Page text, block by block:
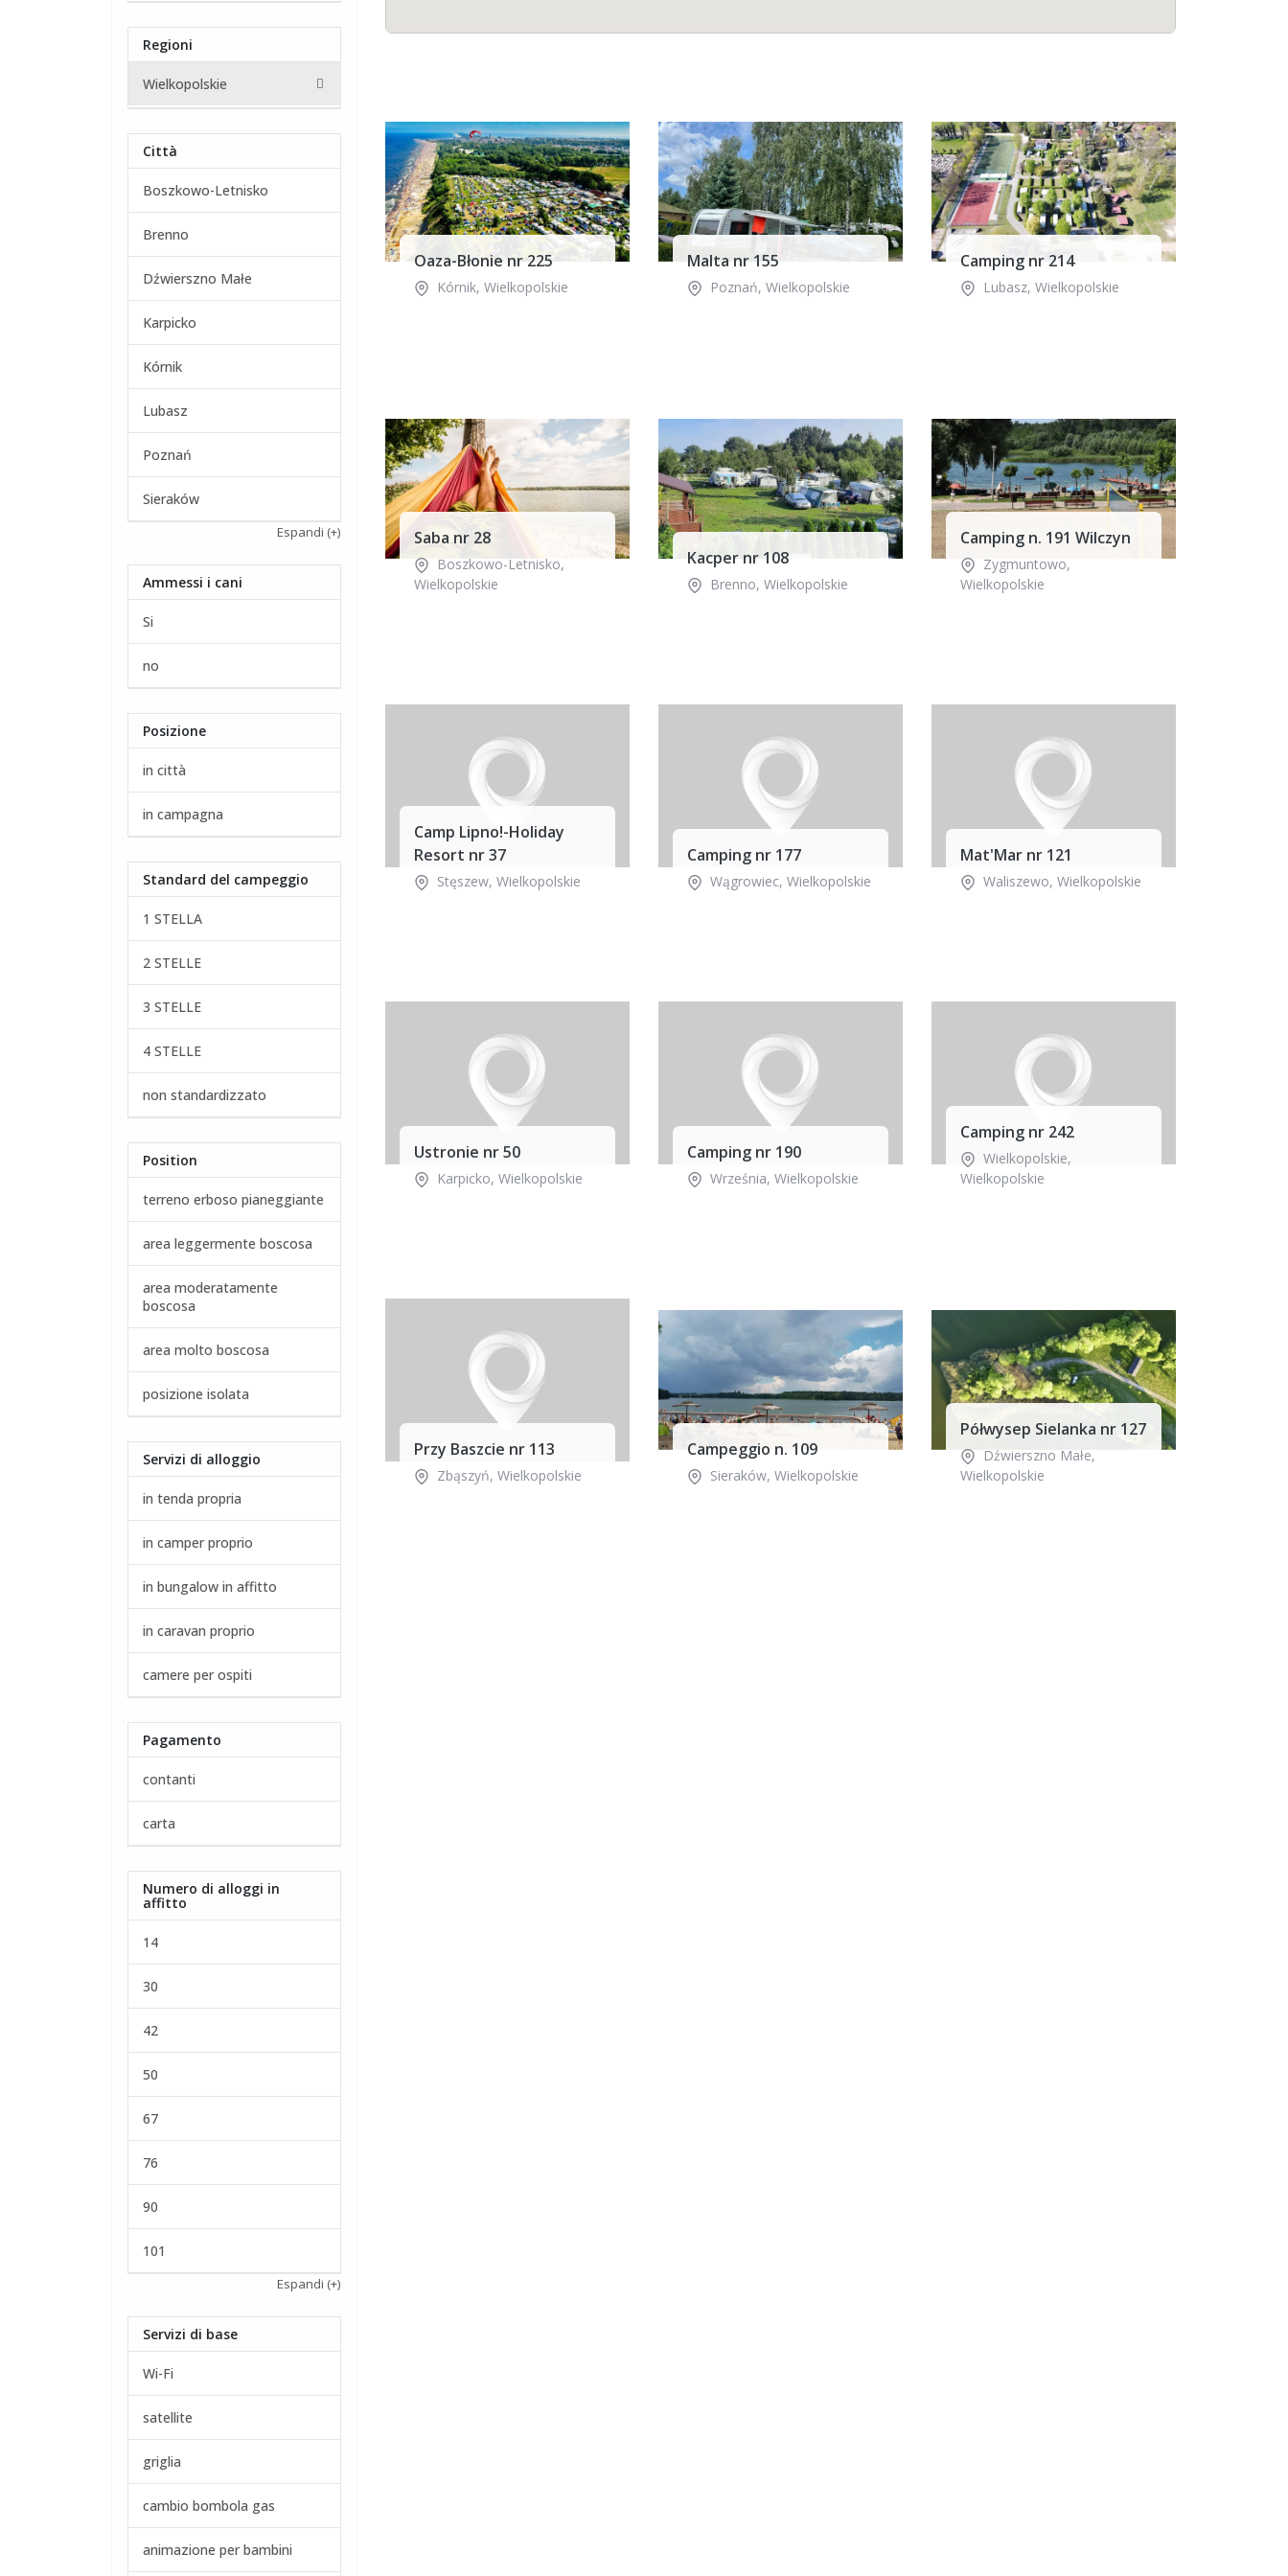
Regioni
Wielkopolskie
Città
Boszkowo-Letnisko
Brenno
Dźwierszno Małe
Karpicko
Kórnik
Lubasz
Poznań
Sieraków
Espandi (+)
Ammessi i cani
Si
no
Posizione
in città
in campagna
Standard del campeggio
1 STELLA
2 STELLE
3 STELLE
4 STELLE
non standardizzato
Position
terreno erboso pianeggiante
area leggermente boscosa
area moderatamente
boscosa
area molto boscosa
posizione isolata
Servizi di alloggio
in tenda propria
in camper proprio
in bungalow in affitto
in caravan proprio
camere per ospiti
Pagamento
contanti
carta
Numero di alloggi in
affitto
14
30
42
50
67
76
90
101
Espandi (+)
Servizi di base
Wi-Fi
satellite
griglia
cambio bombola gas
animazione per bambini
Oaza-Błonie nr 225
Kórnik, Wielkopolskie
Malta nr 155
Poznań, Wielkopolskie
Camping nr 214
Lubasz, Wielkopolskie
Saba nr 28
Boszkowo-Letnisko,
Wielkopolskie
Kacper nr 108
Brenno, Wielkopolskie
Camping n. 191 Wilczyn
Zygmuntowo,
Wielkopolskie
Camp Lipno!-Holiday
Resort nr 37
Stęszew, Wielkopolskie
Camping nr 177
Wągrowiec, Wielkopolskie
Mat'Mar nr 121
Waliszewo, Wielkopolskie
Ustronie nr 50
Karpicko, Wielkopolskie
Camping nr 190
Września, Wielkopolskie
Camping nr 242
Wielkopolskie,
Wielkopolskie
Przy Baszcie nr 113
Zbąszyń, Wielkopolskie
Campeggio n. 109
Sieraków, Wielkopolskie
Półwysep Sielanka nr 127
Dźwierszno Małe,
Wielkopolskie